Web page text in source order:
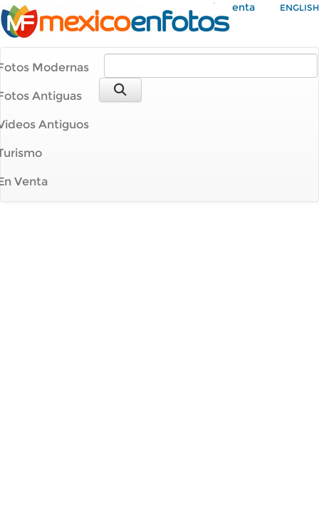
Mi Cuenta ENGLISH
Modernas
Antiguas
Antiguos
Venta